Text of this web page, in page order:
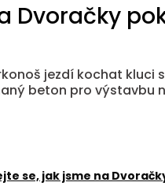
Dvoračky
jezdí kochat
beton pro výstavbu
se, jak jsme na